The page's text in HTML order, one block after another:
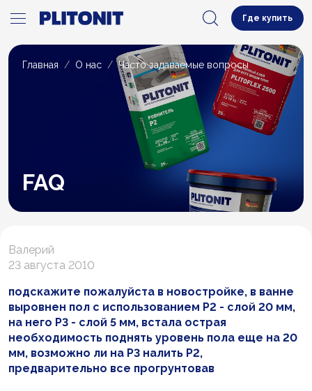
Где купить
Главная О нас Часто задаваемые вопросы
FAQ
Валерий
23 августа 2010
подскажите пожалуйста в новостройке, в ванне
выровнен пол с использованием Р2 - слой 20 мм,
на него Р3 - слой 5 мм, встала острая
необходимость поднять уровень пола еще на 20
мм, возможно ли на Р3 налить Р2,
предварительно все прогрунтовав